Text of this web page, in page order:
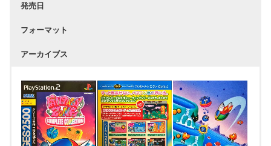
発売日
フォーマット
アーカイブス